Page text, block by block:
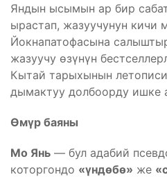
Яндын ысымын ар бир
ырастап, жазуучунун кичи
Йокнапатофасына
жазуучу өзүнүн
Кытай тарыхынын
дымактуу долбоорду ишке
Өмүр баяны
Мо Янь — бул адабий
которгондо «үндөбө» же